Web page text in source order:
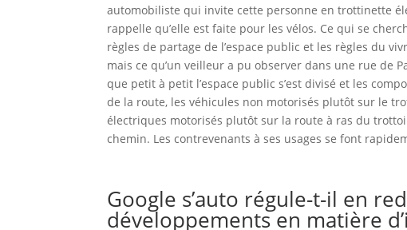
automobiliste qui invite cette personne en trottinette
rappelle qu’elle est faite pour les vélos. Ce qui se
règles de partage de l’espace public et les règles du
mais ce qu’un veilleur a pu observer dans une rue de
que petit à petit l’espace public s’est divisé et les
de la route, les véhicules non motorisés plutôt sur le
électriques motorisés plutôt sur la route à ras du
chemin. Les contrevenants à ses usages se font
Google s’auto régule-t-il en
développements en matière